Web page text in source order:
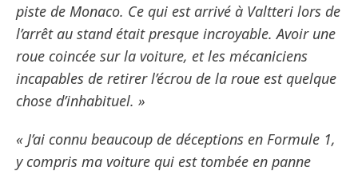
piste de Monaco. Ce qui est arrivé à Valtteri lors de
l’arrêt au stand était presque incroyable. Avoir une
roue coincée sur la voiture, et les mécaniciens
incapables de retirer l’écrou de la roue est quelque
chose d’inhabituel. »
« J’ai connu beaucoup de déceptions en Formule 1,
y compris ma voiture qui est tombée en panne